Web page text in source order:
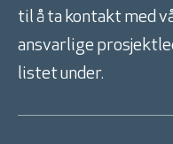
til å ta kontakt med
ansvarlige
listet under.